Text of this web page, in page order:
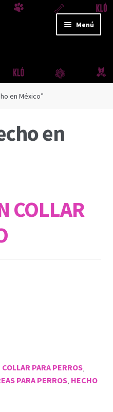
Menú
en México”
en
COLLAR
COLLAR PARA PERROS,
PARA PERROS, HECHO